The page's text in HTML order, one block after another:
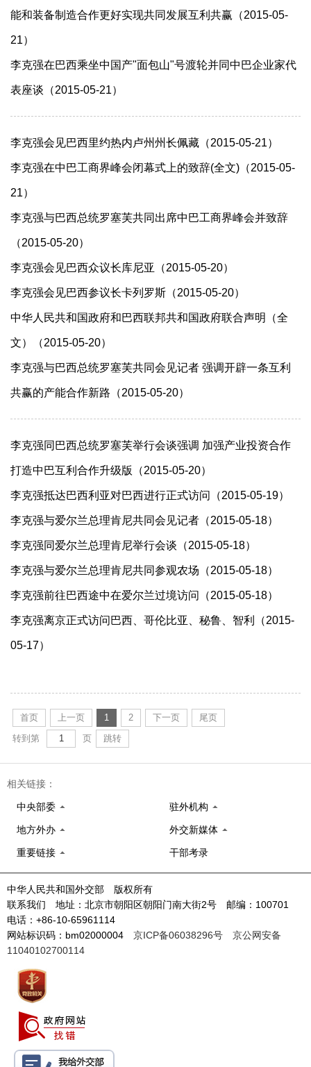
能和装备制造合作更好实现共同发展互利共赢（2015-05-
21）
李克强在巴西乘坐中国产"面包山"号渡轮并同中巴企业家代
表座谈（2015-05-21）
李克强会见巴西里约热内卢州州长佩藏（2015-05-21）
李克强在中巴工商界峰会闭幕式上的致辞(全文)（2015-05-
21）
李克强与巴西总统罗塞芙共同出席中巴工商界峰会并致辞
（2015-05-20）
李克强会见巴西众议长库尼亚（2015-05-20）
李克强会见巴西参议长卡列罗斯（2015-05-20）
中华人民共和国政府和巴西联邦共和国政府联合声明（全
文）（2015-05-20）
李克强与巴西总统罗塞芙共同会见记者 强调开辟一条互利
共赢的产能合作新路（2015-05-20）
李克强同巴西总统罗塞芙举行会谈强调 加强产业投资合作
打造中巴互利合作升级版（2015-05-20）
李克强抵达巴西利亚对巴西进行正式访问（2015-05-19）
李克强与爱尔兰总理肯尼共同会见记者（2015-05-18）
李克强同爱尔兰总理肯尼举行会谈（2015-05-18）
李克强与爱尔兰总理肯尼共同参观农场（2015-05-18）
李克强前往巴西途中在爱尔兰过境访问（2015-05-18）
李克强离京正式访问巴西、哥伦比亚、秘鲁、智利（2015-
05-17）
首页 上一页 1 2 下一页
尾页
转到第
页 跳转
相关链接：
中央部委 驻外机构
地方外办 外交新媒体
重要链接 干部考录
中华人民共和国外交部 版权所有
联系我们 地址：北京市朝阳区朝阳门南大街2号 邮编：100701
电话：+86-10-65961114
网站标识码：bm02000004 京ICP备06038296号
京公网安备
11040102700114